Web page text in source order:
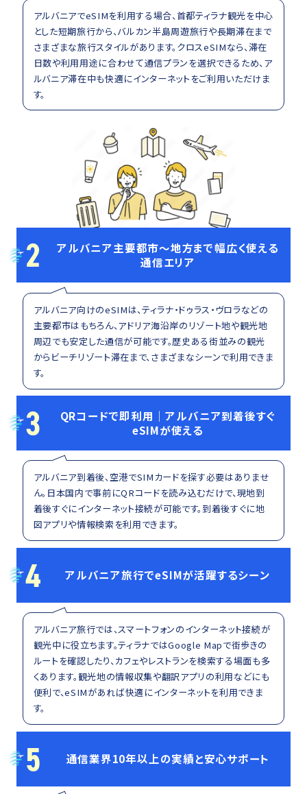
アルバニアでeSIMを利用する場合、首都ティラナ観光を中心
とした短期旅行から、バルカン半島周遊旅行や長期滞在まで
さまざまな旅行スタイルがあります。クロスeSIMなら、滞在
日数や利用用途に合わせて通信プランを選択できるため、ア
ルバニア滞在中も快適にインターネットをご利用いただけま
す。
2
アルバニア主要都市〜地方まで幅広く使える
通信エリア
アルバニア向けのeSIMは、ティラナ・ドゥラス・ヴロラなどの
主要都市はもちろん、アドリア海沿岸のリゾート地や観光地
周辺でも安定した通信が可能です。歴史ある街並みの観光
からビーチリゾート滞在まで、さまざまなシーンで利用できま
す。
3
QRコードで即利用｜アルバニア到着後すぐ
eSIMが使える
アルバニア到着後、空港でSIMカードを探す必要はありませ
ん。日本国内で事前にQRコードを読み込むだけで、現地到
着後すぐにインターネット接続が可能です。到着後すぐに地
図アプリや情報検索を利用できます。
4 アルバニア旅行でeSIMが活躍するシーン
アルバニア旅行では、スマートフォンのインターネット接続が
観光中に役立ちます。ティラナではGoogle Mapで街歩きの
ルートを確認したり、カフェやレストランを検索する場面も多
くあります。観光地の情報収集や翻訳アプリの利用などにも
便利で、eSIMがあれば快適にインターネットを利用できま
す。
5 通信業界10年以上の実績と安心サポート